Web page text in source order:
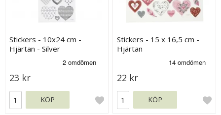
Stickers - 10x24 cm -
Hjärtan - Silver
23 kr
KÖP
Stickers - 15 x 16,5 cm -
Hjärtan
22 kr
KÖP